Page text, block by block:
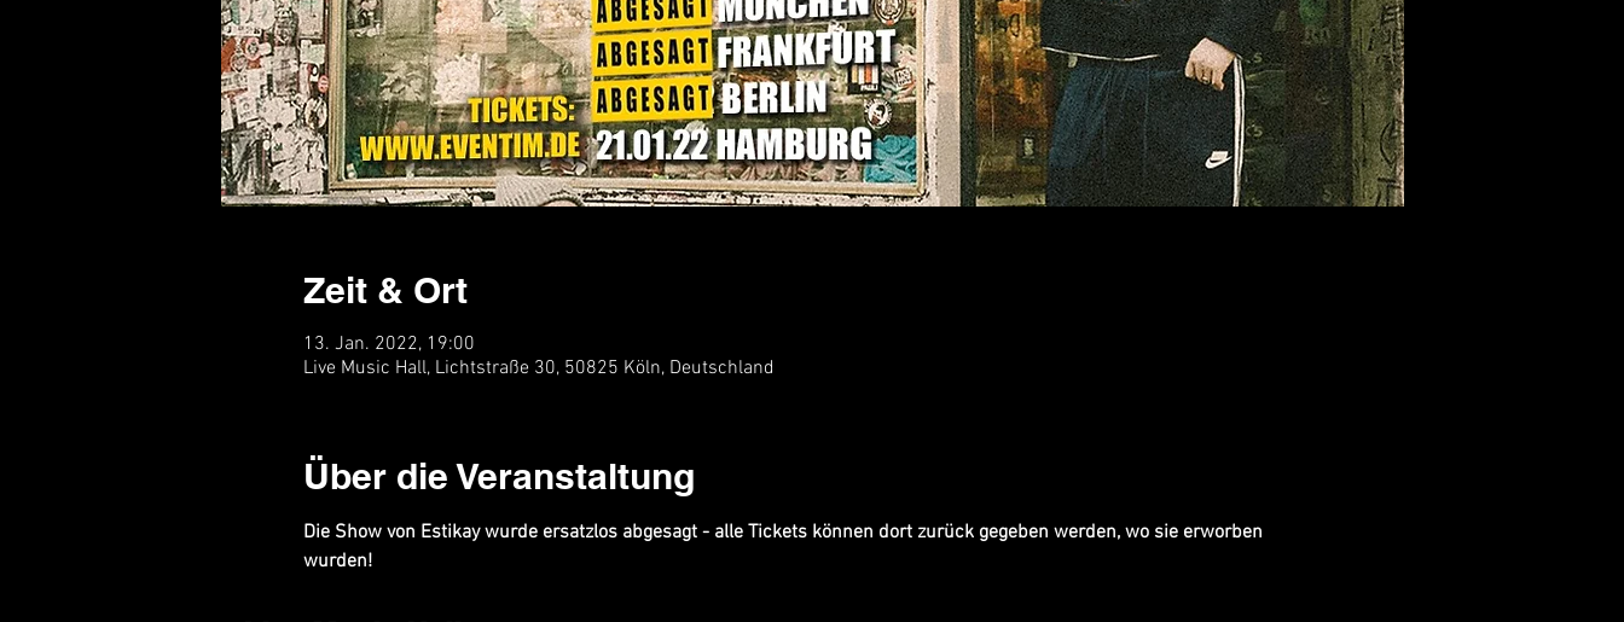
Zeit & Ort
13. Jan. 2022, 19:00
Live Music Hall, Lichtstraße 30, 50825 Köln, Deutschland
Über die Veranstaltung
Die Show von Estikay wurde ersatzlos abgesagt - alle Tickets können dort zurück gegeben werden, wo sie erworben
wurden!